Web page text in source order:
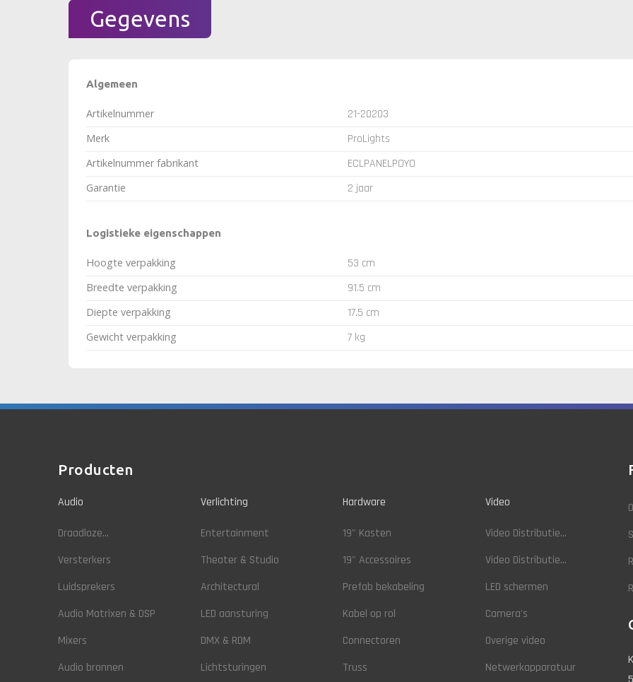
Gegevens
Algemeen
Artikelnummer 21-20203
Merk ProLights
Artikelnummer fabrikant ECLPANELPOYO
Garantie 2 jaar
Logistieke eigenschappen
Hoogte verpakking 53 cm
Breedte verpakking 91.5 cm
Diepte verpakking 17.5 cm
Gewicht verpakking 7 kg
Producten
Audio
Draadloze...
Versterkers
Luidsprekers
Audio Matrixen & DSP
Mixers
Audio bronnen
Verlichting
Entertainment
Theater & Studio
Architectural
LED aansturing
DMX & RDM
Lichtsturingen
Hardware
19" Kasten
19" Accessoires
Prefab bekabeling
Kabel op rol
Connectoren
Truss
Video
Video Distributie...
Video Distributie...
LED schermen
Camera's
Overige video
Netwerkapparatuur